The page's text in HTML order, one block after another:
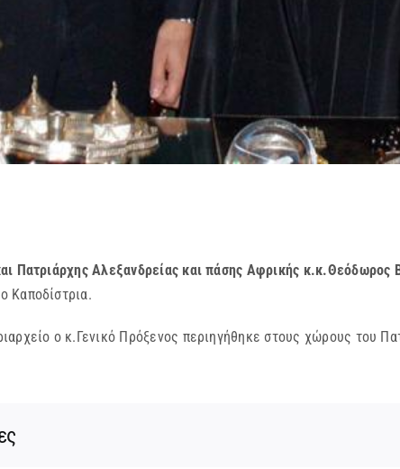
Αλεξανδρείας και πάσης Αφρικής κ.κ.Θεόδωρος
Καποδίστρια.
ο κ.Γενικό Πρόξενος περιηγήθηκε στους χώρους του